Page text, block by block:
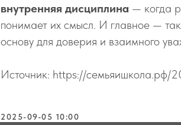
внутренняя дисциплина — когда
понимает их смысл. И главное —
основу для доверия и взаимного
Источник: https://семьяишкола.рф/
2025-09-05 10:00